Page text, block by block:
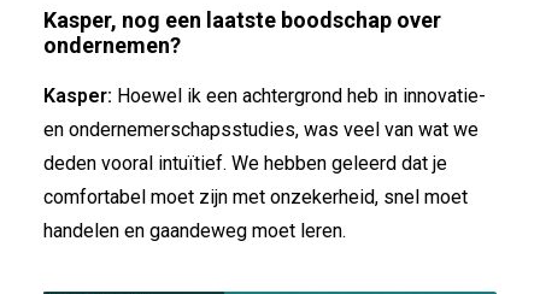
Kasper, nog een laatste boodschap over
ondernemen?
Kasper: Hoewel ik een achtergrond heb in innovatie-
en ondernemerschapsstudies, was veel van wat we
deden vooral intuïtief. We hebben geleerd dat je
comfortabel moet zijn met onzekerheid, snel moet
handelen en gaandeweg moet leren.